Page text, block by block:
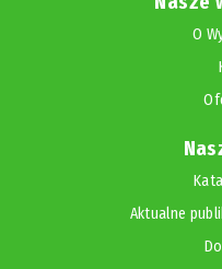
O
Aktualne